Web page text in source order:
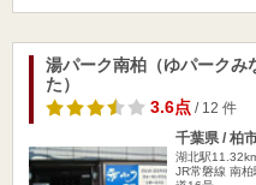
湯パーク南柏（ゆパークみ
た）
3.6点/ 12 件
千葉県 / 柏
湖北駅
JR常磐線 南